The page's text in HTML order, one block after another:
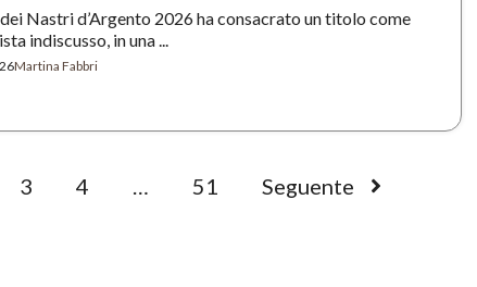
Nastri d’Argento 2026 ha consacrato un titolo come
indiscusso, in una ...
Martina Fabbri
3 4 … 51 Seguente